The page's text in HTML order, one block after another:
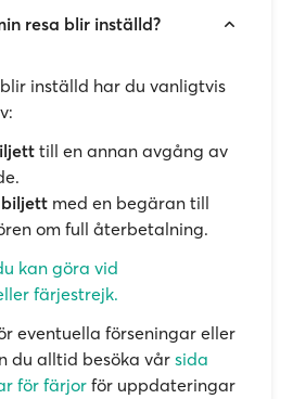
resa blir inställd?
inställd har du vanligtvis
till en annan avgång av
med en begäran till
om full återbetalning.
kan göra vid
färjestrejk.
eventuella förseningar eller
du alltid besöka vår sida
för färjor för uppdateringar